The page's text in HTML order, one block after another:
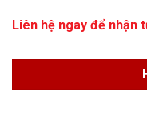
Liên hệ ngay để nhận